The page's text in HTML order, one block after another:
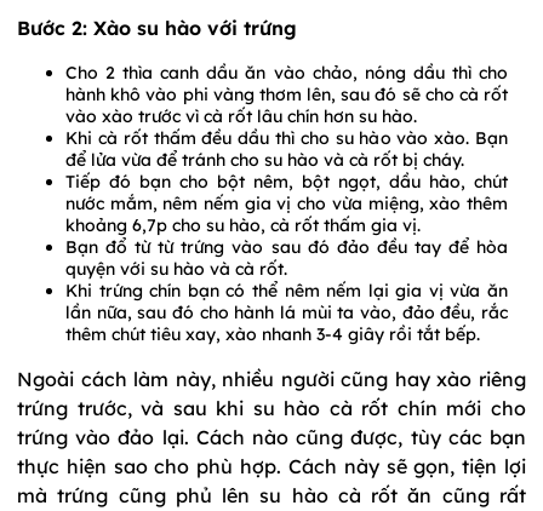
Bước 2: Xào su hào với trứng
Cho 2 thìa canh dầu ăn vào chảo, nóng dầu thì cho
hành khô vào phi vàng thơm lên, sau đó sẽ cho cà rốt
vào xào trước vì cà rốt lâu chín hơn su hào.
Khi cà rốt thấm đều dầu thì cho su hào vào xào. Bạn
để lửa vừa để tránh cho su hào và cà rốt bị cháy.
Tiếp đó bạn cho bột nêm, bột ngọt, dầu hào, chút
nước mắm, nêm nếm gia vị cho vừa miệng, xào thêm
khoảng 6,7p cho su hào, cà rốt thấm gia vị.
Bạn đổ từ từ trứng vào sau đó đảo đều tay để hòa
quyện với su hào và cà rốt.
Khi trứng chín bạn có thể nêm nếm lại gia vị vừa ăn
lần nữa, sau đó cho hành lá mùi ta vào, đảo đều, rắc
thêm chút tiêu xay, xào nhanh 3-4 giây rồi tắt bếp.
Ngoài cách làm này, nhiều người cũng hay xào riêng
trứng trước, và sau khi su hào cà rốt chín mới cho
trứng vào đảo lại. Cách nào cũng được, tùy các bạn
thực hiện sao cho phù hợp. Cách này sẽ gọn, tiện lợi
mà trứng cũng phủ lên su hào cà rốt ăn cũng rất